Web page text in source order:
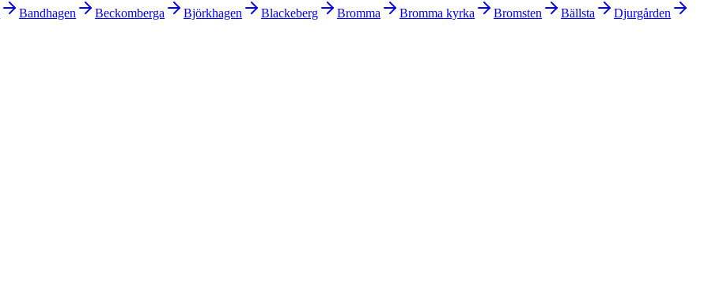
Bandhagen Beckomberga Björkhagen Blackeberg Bromma Bromma kyrka Bromsten Bällsta
Djurgården